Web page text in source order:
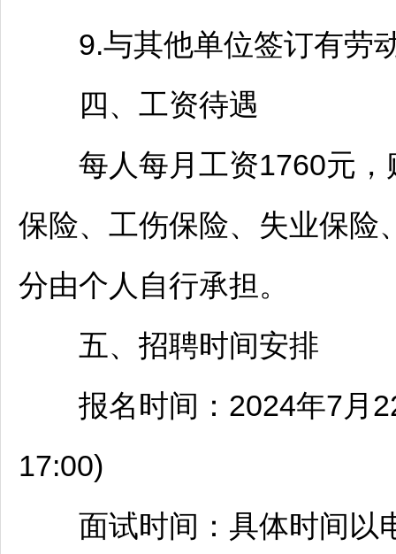
9.与其他单位签订有劳
四、工资待遇
每人每月工资1760元，
保险、工伤保险、失业保险
分由个人自行承担。
五、 招聘时间安排
报名时间：2024年7月
17:00)
面试时间：具体时间以